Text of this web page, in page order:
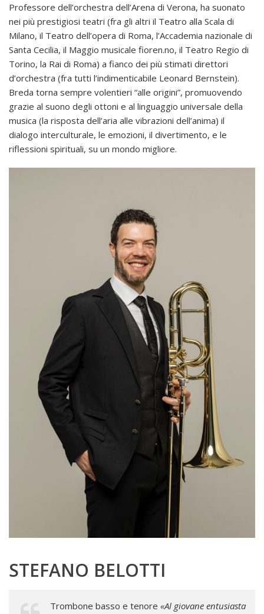
Professore dell’orchestra dell’Arena di Verona, ha suonato
nei più prestigiosi teatri (fra gli altri il Teatro alla Scala di
Milano, il Teatro dell’opera di Roma, l’Accademia nazionale di
Santa Cecilia, il Maggio musicale fioren.no, il Teatro Regio di
Torino, la Rai di Roma) a fianco dei più stimati direttori
d’orchestra (fra tutti l’indimenticabile Leonard Bernstein).
Breda torna sempre volentieri “alle origini”, promuovendo
grazie al suono degli ottoni e al linguaggio universale della
musica (la risposta dell’aria alle vibrazioni dell’anima) il
dialogo interculturale, le emozioni, il divertimento, e le
riflessioni spirituali, su un mondo migliore.
STEFANO BELOTTI
Trombone basso e tenore «Al giovane entusiasta